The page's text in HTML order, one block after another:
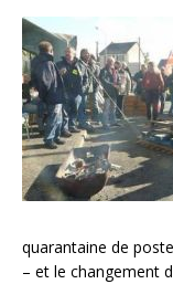
quarantaine de
– et le changement